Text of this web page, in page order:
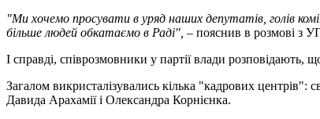
"Ми хочемо просувати в уряд наших депутатів, голів
більше людей обкатаємо в Раді", – пояснив в розмові з
І справді, співрозмовники у партії влади
Загалом викристалізувались кілька "кадрових
Давида Арахамії і Олександра Корнієнка.